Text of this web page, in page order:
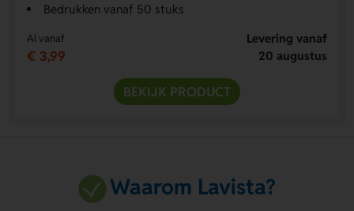
Bedrukken vanaf 50 stuks
Al vanaf
€ 3,99
Levering vanaf
20 augustus
BEKIJK PRODUCT
Waarom Lavista?